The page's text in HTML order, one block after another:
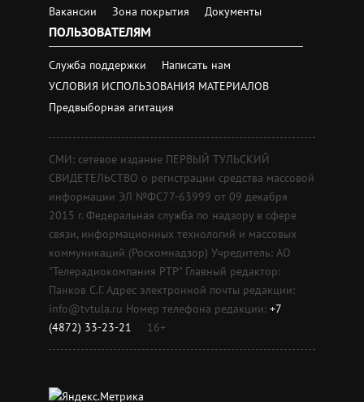
Вакансии
Зона покрытия Документы
ПОЛЬЗОВАТЕЛЯМ
Служба поддержки
Написать нам
УСЛОВИЯ ИСПОЛЬЗОВАНИЯ МАТЕРИАЛОВ
Предвыборная агитация
СМИ: сетевое издание ПЕРВЫЙ ТУЛЬСКИЙ
СВИДЕТЕЛЬСТВО о регистрации средства массовой
информации ЭЛ №ФС77-63999 от 09 декабря
2015 г. Федеральная служба по надзору в сфере
связи, информационных технологий и массовых
коммуникаций (Роскомнадзор) Учредитель: АО
"Телерадиокомпания РТР" Главный редактор:
Панков С.Г. Адрес электронной почты редакции:
info@tvtula.ru Номер телефона редакции: +7
(4872) 33-23-21
16+